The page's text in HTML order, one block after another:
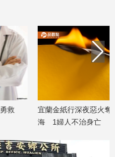
火奪命！10人受困火
深夜惡
焦屍陳